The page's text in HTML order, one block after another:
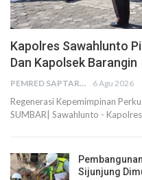
Kapolres Sawahlunto
Dan Kapolsek Barangin
PEMRED SAPTARIUS 6 Agu 2026
Regenerasi Kepemimpinan
SUMBAR| Sawahlunto -
Sijunjung